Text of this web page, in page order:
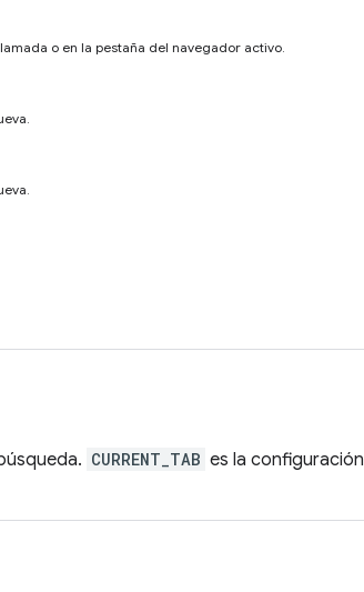
o en la pestaña del navegador activo.
CURRENT_TAB es la configuración